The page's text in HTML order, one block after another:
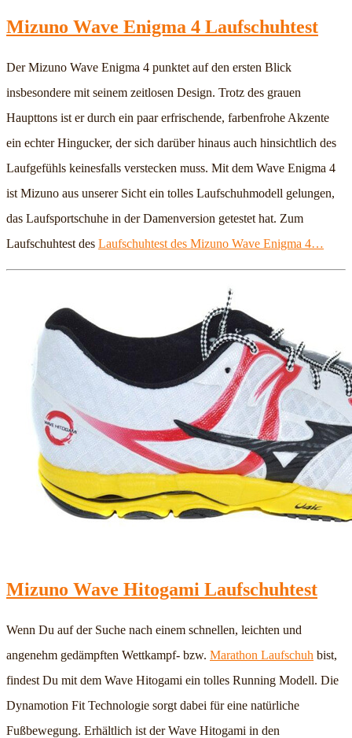
Mizuno Wave Enigma 4 Laufschuhtest
Der Mizuno Wave Enigma 4 punktet auf den ersten Blick
insbesondere mit seinem zeitlosen Design. Trotz des grauen
Haupttons ist er durch ein paar erfrischende, farbenfrohe Akzente
ein echter Hingucker, der sich darüber hinaus auch hinsichtlich des
Laufgefühls keinesfalls verstecken muss. Mit dem Wave Enigma 4
ist Mizuno aus unserer Sicht ein tolles Laufschuhmodell gelungen,
das Laufsportschuhe in der Damenversion getestet hat. Zum
Laufschuhtest des Laufschuhtest des Mizuno Wave Enigma 4…
Mizuno Wave Hitogami Laufschuhtest
Wenn Du auf der Suche nach einem schnellen, leichten und
angenehm gedämpften Wettkampf- bzw. Marathon Laufschuh bist,
findest Du mit dem Wave Hitogami ein tolles Running Modell. Die
Dynamotion Fit Technologie sorgt dabei für eine natürliche
Fußbewegung. Erhältlich ist der Wave Hitogami in den